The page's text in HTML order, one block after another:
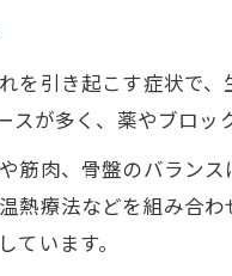
坐骨神経痛のケア
坐骨神経痛に整
坐骨神経痛の治療
を引き起こす症状で
が多く、薬やブロッ
筋肉、骨盤のバラン
熱療法などを組み合
います。